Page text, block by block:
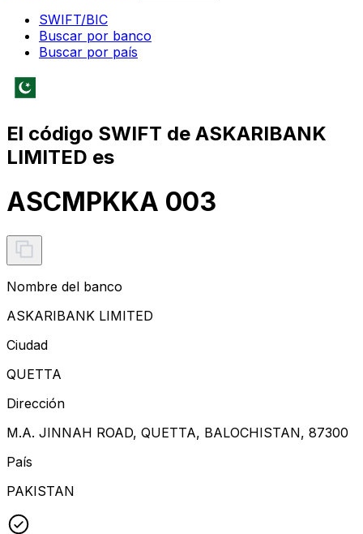
SWIFT/BIC
Buscar por banco
Buscar por país
El código SWIFT de ASKARIBANK
LIMITED es
ASCMPKKA 003
Nombre del banco
ASKARIBANK LIMITED
Ciudad
QUETTA
Dirección
M.A. JINNAH ROAD, QUETTA, BALOCHISTAN, 87300
País
PAKISTAN